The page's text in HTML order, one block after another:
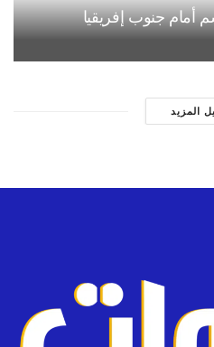
أمام جنوب إفريقيا
المزيد